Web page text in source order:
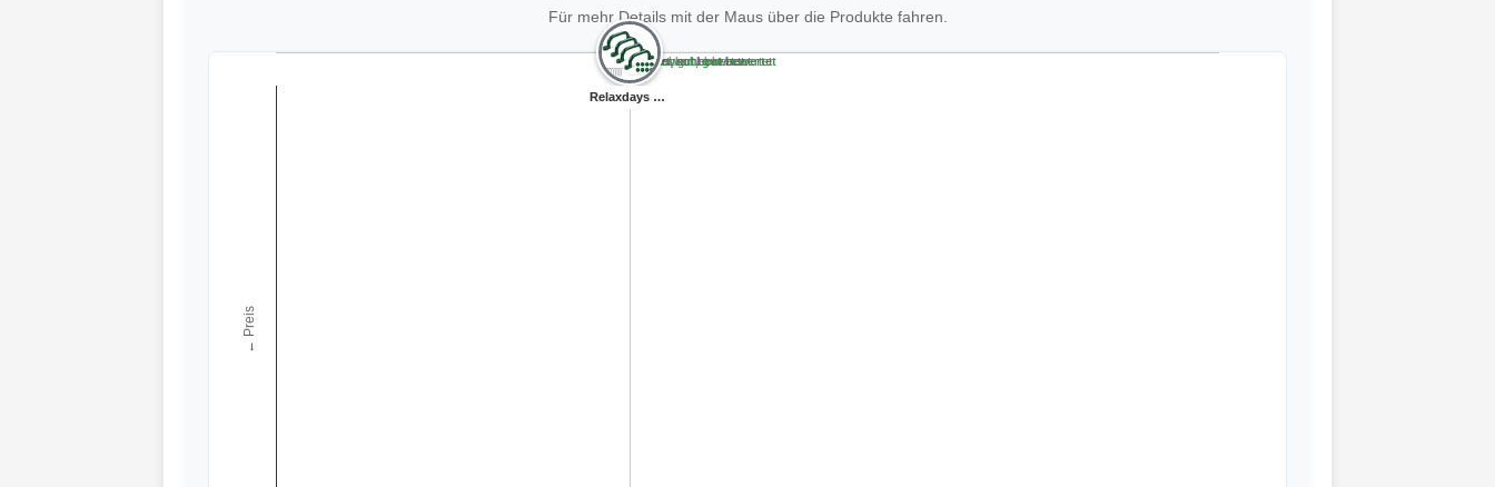
Für mehr Details mit der Maus über die Produkte fahren.
← Preis
Teuer, gut bewertet
Teuer, schlecht bewertet
Preiswert, gut bewertet
Preiswert, schlecht bewertet
Spielturmking S...
Relaxdays Steue...
Relaxdays Klett...